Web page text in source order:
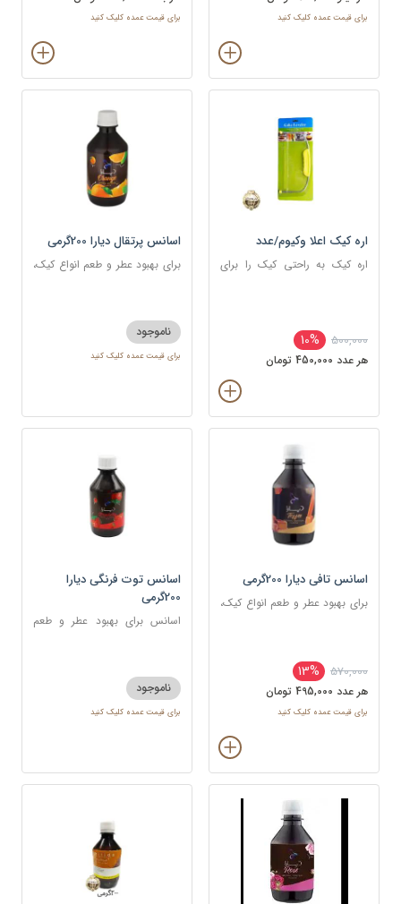
برای قیمت عمده کلیک کنید برای قیمت عمده کلیک کنید
اره کیک اعلا وکیوم/عدد
اره کیک به راحتی کیک را برای
500,000
10%
هر عدد 450,000 تومان
اسانس پرتقال دیارا 200گرمی
برای بهبود عطر و طعم انواع کیک،
ناموجود
برای قیمت عمده کلیک کنید
اسانس تافی دیارا 200گرمی
برای بهبود عطر و طعم انواع کیک،
570,000
13%
هر عدد 495,000 تومان
برای قیمت عمده کلیک کنید
اسانس توت فرنگی دیارا
200گرمی
اسانس برای بهبود عطر و طعم
ناموجود
برای قیمت عمده کلیک کنید